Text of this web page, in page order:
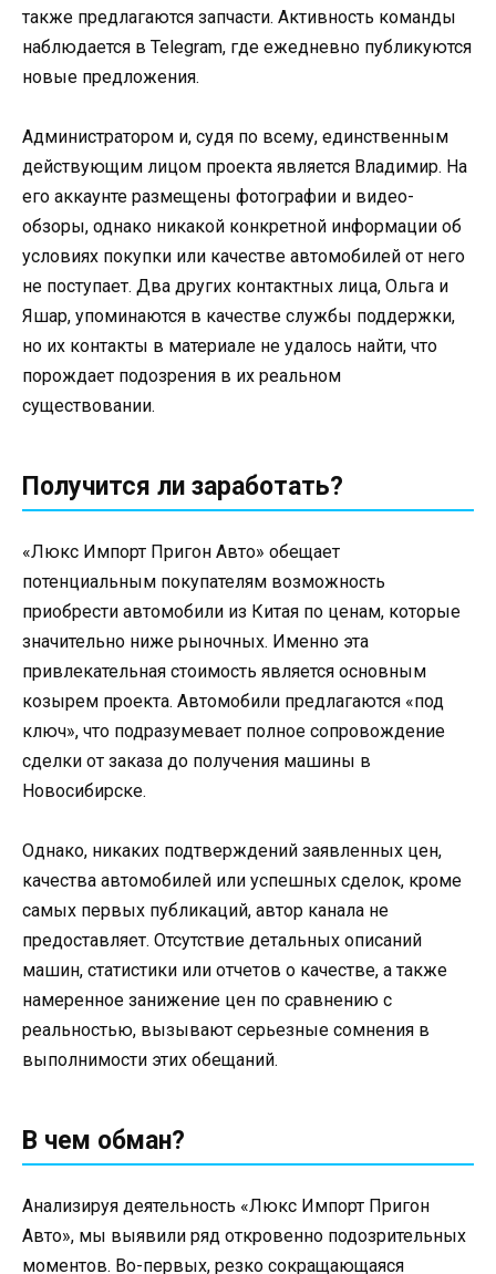
также предлагаются запчасти. Активность команды
наблюдается в Telegram, где ежедневно публикуются
новые предложения.
Администратором и, судя по всему, единственным
действующим лицом проекта является Владимир. На
его аккаунте размещены фотографии и видео-
обзоры, однако никакой конкретной информации об
условиях покупки или качестве автомобилей от него
не поступает. Два других контактных лица, Ольга и
Яшар, упоминаются в качестве службы поддержки,
но их контакты в материале не удалось найти, что
порождает подозрения в их реальном
существовании.
Получится ли заработать?
«Люкс Импорт Пригон Авто» обещает
потенциальным покупателям возможность
приобрести автомобили из Китая по ценам, которые
значительно ниже рыночных. Именно эта
привлекательная стоимость является основным
козырем проекта. Автомобили предлагаются «под
ключ», что подразумевает полное сопровождение
сделки от заказа до получения машины в
Новосибирске.
Однако, никаких подтверждений заявленных цен,
качества автомобилей или успешных сделок, кроме
самых первых публикаций, автор канала не
предоставляет. Отсутствие детальных описаний
машин, статистики или отчетов о качестве, а также
намеренное занижение цен по сравнению с
реальностью, вызывают серьезные сомнения в
выполнимости этих обещаний.
В чем обман?
Анализируя деятельность «Люкс Импорт Пригон
Авто», мы выявили ряд откровенно подозрительных
моментов. Во-первых, резко сокращающаяся